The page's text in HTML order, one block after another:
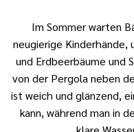
Im Sommer warten
neugierige Kinderhände,
und Erdbeerbäume und
von der Pergola neben
ist weich und glänzend,
kann, während man in